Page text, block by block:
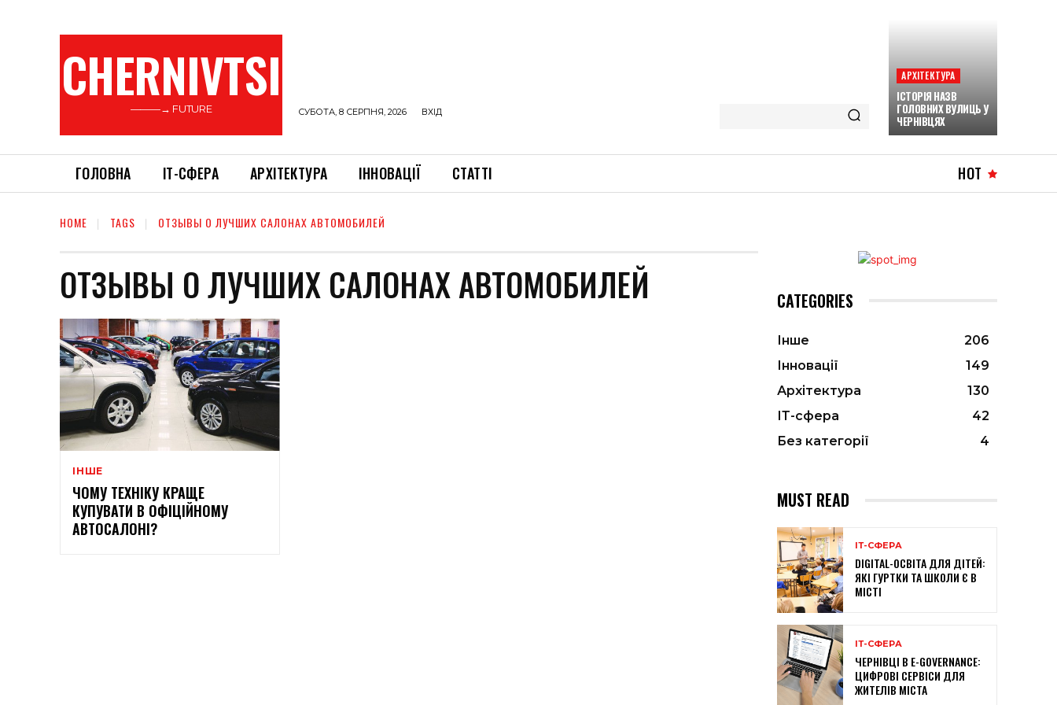
CHERNIVTSI
———→ FUTURE СУБОТА, 8 СЕРПНЯ, 2026 ВХІД
АРХІТЕКТУРА
ІСТОРІЯ НАЗВ
ГОЛОВНИХ ВУЛИЦЬ У
ЧЕРНІВЦЯХ
ГОЛОВНА ІТ-СФЕРА АРХІТЕКТУРА ІННОВАЦІЇ СТАТТІ HOT
HOME TAGS ОТЗЫВЫ О ЛУЧШИХ САЛОНАХ АВТОМОБИЛЕЙ
ОТЗЫВЫ О ЛУЧШИХ САЛОНАХ АВТОМОБИЛЕЙ
ІНШЕ
ЧОМУ ТЕХНІКУ КРАЩЕ
КУПУВАТИ В ОФІЦІЙНОМУ
АВТОСАЛОНІ?
CATEGORIES
Інше
206
Інновації
149
Архітектура
130
ІТ-сфера
42
Без категорії
4
MUST READ
ІТ-СФЕРА
DIGITAL-ОСВІТА ДЛЯ ДІТЕЙ:
ЯКІ ГУРТКИ ТА ШКОЛИ Є В
МІСТІ
ІТ-СФЕРА
ЧЕРНІВЦІ В E-GOVERNANCE:
ЦИФРОВІ СЕРВІСИ ДЛЯ
ЖИТЕЛІВ МІСТА